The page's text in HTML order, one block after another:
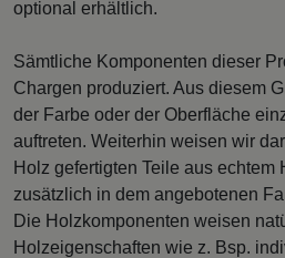
optional erhältlich.
Sämtliche Komponenten dieser
Chargen produziert. Aus diesem
der Farbe oder der Oberfläche
auftreten. Weiterhin weisen wir
Holz gefertigten Teile aus echtem
zusätzlich in dem angebotenen
Die Holzkomponenten weisen
Holzeigenschaften wie z. Bsp.